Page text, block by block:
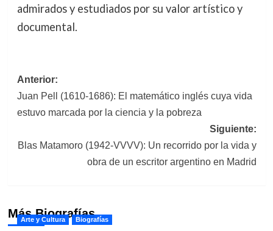
admirados y estudiados por su valor artístico y
documental.
Navegación
de
Anterior:
Juan Pell (1610-1686): El matemático inglés cuya vida
estuvo marcada por la ciencia y la pobreza
Siguiente:
Blas Matamoro (1942-VVVV): Un recorrido por la vida y
obra de un escritor argentino en Madrid
Más Biografías
Arte y Cultura Biografías